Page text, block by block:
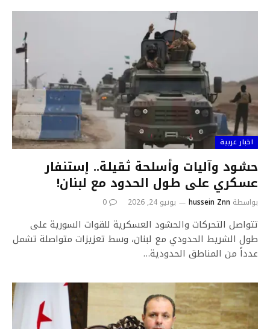
اخبار عربية
حشود وآليات وأسلحة ثقيلة.. إستنفار
عسكري على طول الحدود مع لبنان!
بواسطة hussein Znn يونيو 24, 2026 0
تتواصل التحركات والحشود العسكرية للقوات السورية على
طول الشريط الحدودي مع لبنان، وسط تعزيزات متواصلة تشمل
عدداً من المناطق الحدودية…